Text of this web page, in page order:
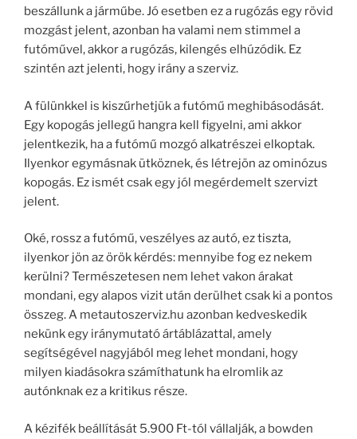
beszállunk a járműbe. Jó esetben ez a rugózás egy rövid
mozgást jelent, azonban ha valami nem stimmel a
futóművel, akkor a rugózás, kilengés elhúzódik. Ez
szintén azt jelenti, hogy irány a szerviz.
A fülünkkel is kiszűrhetjük a futómű meghibásodását.
Egy kopogás jellegű hangra kell figyelni, ami akkor
jelentkezik, ha a futómű mozgó alkatrészei elkoptak.
Ilyenkor egymásnak ütköznek, és létrejön az ominózus
kopogás. Ez ismét csak egy jól megérdemelt szervizt
jelent.
Oké, rossz a futómű, veszélyes az autó, ez tiszta,
ilyenkor jön az örök kérdés: mennyibe fog ez nekem
kerülni? Természetesen nem lehet vakon árakat
mondani, egy alapos vizit után derülhet csak ki a pontos
összeg. A metautoszerviz.hu azonban kedveskedik
nekünk egy iránymutató ártáblázattal, amely
segítségével nagyjából meg lehet mondani, hogy
milyen kiadásokra számíthatunk ha elromlik az
autónknak ez a kritikus része.
A kézifék beállítását 5.900 Ft-tól vállalják, a bowden